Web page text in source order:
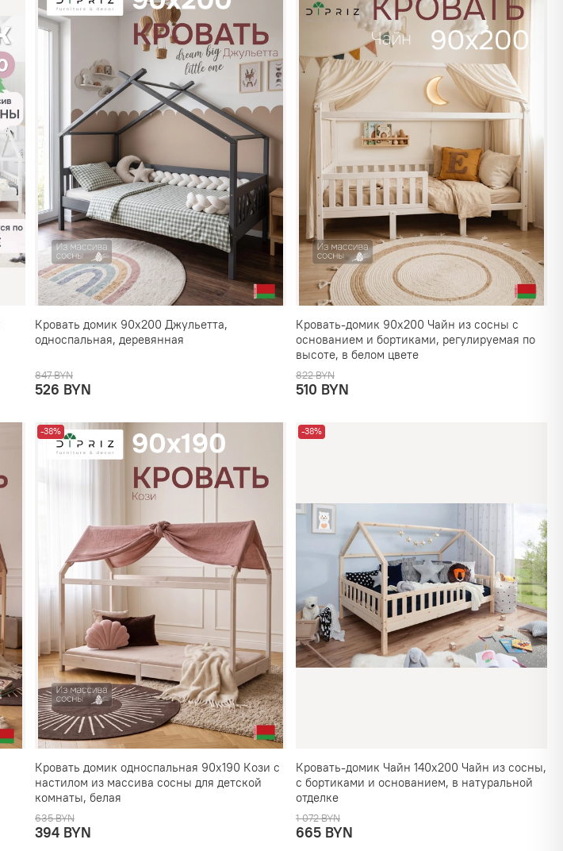
Кровать домик 90х200 Джульетта,
односпальная, деревянная
847 BYN
526 BYN
Кровать-домик 90х200 Чайн из сосны с
основанием и бортиками, регулируемая по
высоте, в белом цвете
822 BYN
510 BYN
-38%
Кровать домик односпальная 90х190 Кози с
настилом из массива сосны для детской
комнаты, белая
635 BYN
394 BYN
-38%
Кровать-домик Чайн 140х200 Чайн из сосны,
с бортиками и основанием, в натуральной
отделке
1 072 BYN
665 BYN